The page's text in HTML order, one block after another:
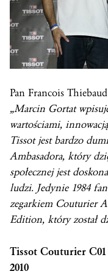
Pan Francois
„Marcin Gortat
wartościami,
Tissot jest bardzo
Ambasadora, który
społecznej jest
ludzi. Jedynie 1984
zegarkiem Couturier
Edition, który został
Tissot Couturier
2010